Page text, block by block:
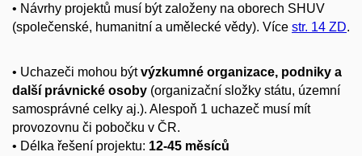
• Návrhy projektů musí být založeny na oborech SHUV
(společenské, humanitní a umělecké vědy). Více str. 14 ZD.
• Uchazeči mohou býtvýzkumné organizace, podniky a
další právnické osoby (organizační složky státu, územní
samosprávné celky aj.). Alespoň 1 uchazeč musí mít
provozovnu či pobočku v ČR.
• Délka řešení projektu: 12-45 měsíců